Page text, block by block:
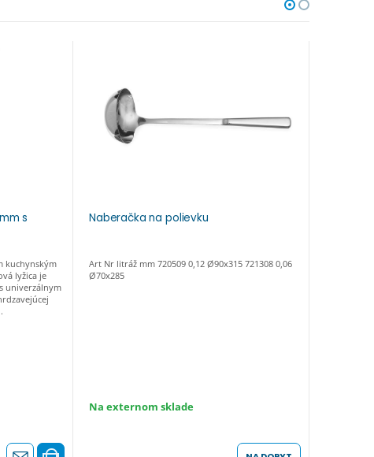
s
kuchynským
lyžica je
univerzálnym
Naberačka na polievku
Art Nr litráž mm 720509 0,12 Ø90x315 721308 0,06
Ø70x285
Na externom sklade